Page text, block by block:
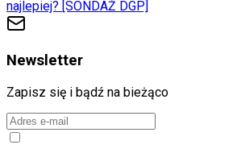
najlepiej? [SONDAŻ DGP]
Newsletter
Zapisz się i bądź na bieżąco